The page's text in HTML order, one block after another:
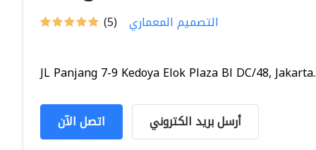
(5) التصميم المعماري
JL Panjang 7-9 Kedoya Elok Plaza Bl DC/48,
اتصل الآن أرسل بريد الكتروني